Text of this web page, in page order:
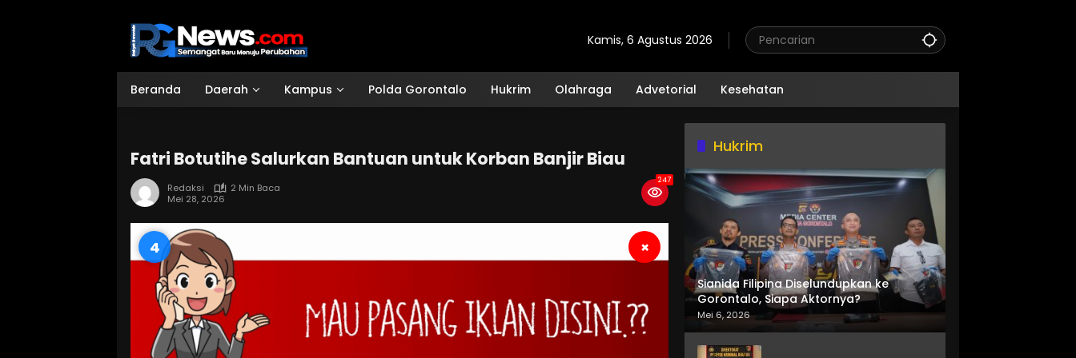
Kamis, 6 Agustus 2026
Beranda Daerah Kampus Polda Gorontalo Hukrim Olahraga Advetorial Kesehatan
Fatri Botutihe Salurkan Bantuan untuk Korban Banjir Biau
Redaksi
2 Min Baca
Mei 28, 2026
247
2 ×
Hukrim
Sianida Filipina Diselundupkan ke
Gorontalo, Siapa Aktornya?
Mei 6, 2026